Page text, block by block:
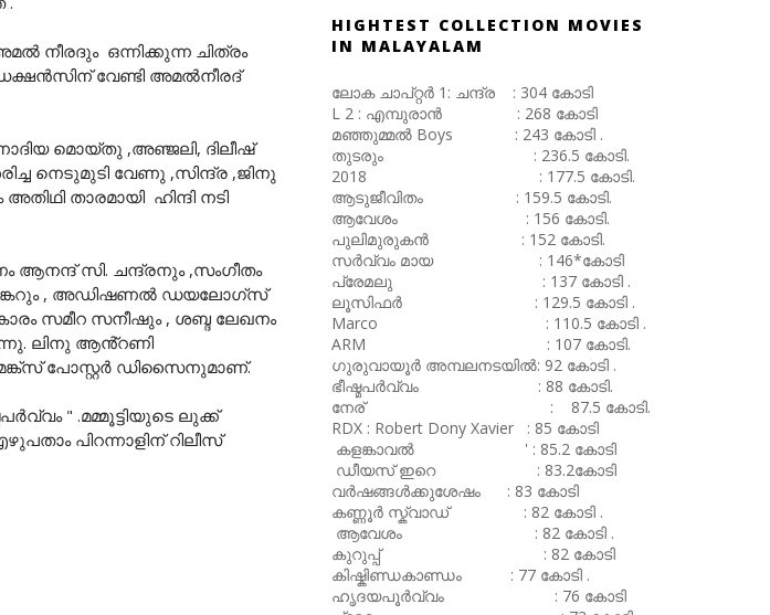
നീരദും ഒന്നിക്കുന്ന ചിത്രം
വേണ്ടി അമൽനീരദ്
മൊയ്തു ,അഞ്ജലി, ദിലീഷ്
നെടുമുടി വേണു ,സിന്ദ്ര ,ജിനു
താരമായി ഹിന്ദി നടി
സി. ചന്ദ്രനും ,സംഗീതം
, അഡിഷണൽ ഡയലോഗ്സ്
സമീറ സനീഷും , ശബ്ദ ലേഖനം
ലിനു ആൻ്റണി
പോസ്റ്റർ ഡിസൈനുമാണ്.
" .മമ്മൂട്ടിയുടെ ലുക്ക്
പിറന്നാളിന് റിലീസ്
HIGHTEST COLLECTION MOVIES
IN MALAYALAM
ലോക ചാപ്റ്റർ 1: ചന്ദ്ര : 304 കോടി
L 2 : എമ്പുരാൻ : 268 കോടി
മഞ്ഞുമ്മൽ Boys : 243 കോടി .
തുടരും : 236.5 കോടി.
2018 : 177.5 കോടി.
ആടുജീവിതം : 159.5 കോടി.
ആവേശം : 156 കോടി.
പുലിമുരുകൻ : 152 കോടി.
സർവ്വം മായ : 146*കോടി
പ്രേമലു : 137 കോടി .
ലൂസിഫർ : 129.5 കോടി .
Marco : 110.5 കോടി .
ARM : 107 കോടി.
ഗുരുവായൂർ അമ്പലനടയിൽ: 92 കോടി .
ഭീഷ്മപർവ്വം : 88 കോടി.
നേര് : 87.5 കോടി.
RDX : Robert Dony Xavier : 85 കോടി
കളങ്കാവൽ ' : 85.2 കോടി
ഡീയസ് ഇറെ : 83.2കോടി
വർഷങ്ങൾക്കുശേഷം : 83 കോടി
കണ്ണൂർ സ്ക്വാഡ് : 82 കോടി .
ആവേശം : 82 കോടി .
കുറുപ്പ് : 82 കോടി
കിഷ്കിണ്ഡകാണ്ഡം : 77 കോടി .
ഹൃദയപൂർവ്വം : 76 കോടി